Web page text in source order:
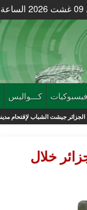
فيسبوكيات كـــواليس
لإقتحام مدينة سبتة
خلال